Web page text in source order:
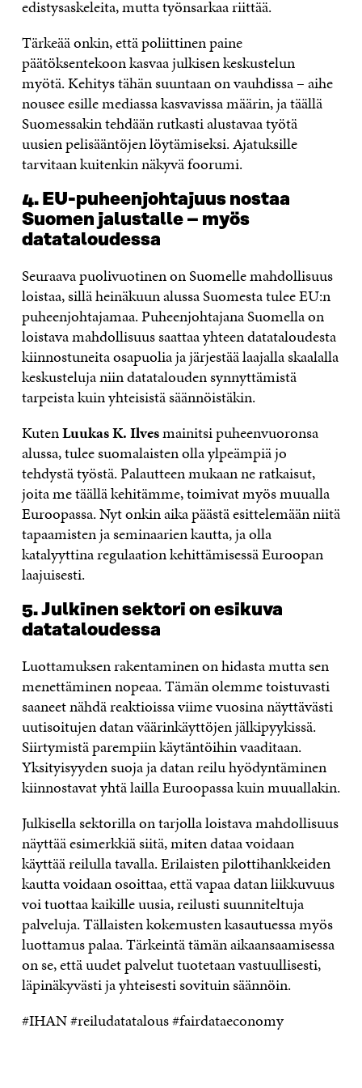
edistysaskeleita, mutta työnsarkaa riittää.
Tärkeää onkin, että poliittinen paine
päätöksentekoon kasvaa julkisen keskustelun
myötä. Kehitys tähän suuntaan on vauhdissa – aihe
nousee esille mediassa kasvavissa määrin, ja täällä
Suomessakin tehdään rutkasti alustavaa työtä
uusien pelisääntöjen löytämiseksi. Ajatuksille
tarvitaan kuitenkin näkyvä foorumi.
4. EU-puheenjohtajuus nostaa
Suomen jalustalle – myös
datataloudessa
Seuraava puolivuotinen on Suomelle mahdollisuus
loistaa, sillä heinäkuun alussa Suomesta tulee EU:n
puheenjohtajamaa. Puheenjohtajana Suomella on
loistava mahdollisuus saattaa yhteen datataloudesta
kiinnostuneita osapuolia ja järjestää laajalla skaalalla
keskusteluja niin datatalouden synnyttämistä
tarpeista kuin yhteisistä säännöistäkin.
KutenLuukas K. Ilvesmainitsi puheenvuoronsa
alussa, tulee suomalaisten olla ylpeämpiä jo
tehdystä työstä. Palautteen mukaan ne ratkaisut,
joita me täällä kehitämme, toimivat myös muualla
Euroopassa. Nyt onkin aika päästä esittelemään niitä
tapaamisten ja seminaarien kautta, ja olla
katalyyttina regulaation kehittämisessä Euroopan
laajuisesti.
5. Julkinen sektori on esikuva
datataloudessa
Luottamuksen rakentaminen on hidasta mutta sen
menettäminen nopeaa. Tämän olemme toistuvasti
saaneet nähdä reaktioissa viime vuosina näyttävästi
uutisoitujen datan väärinkäyttöjen jälkipyykissä.
Siirtymistä parempiin käytäntöihin vaaditaan.
Yksityisyyden suoja ja datan reilu hyödyntäminen
kiinnostavat yhtä lailla Euroopassa kuin muuallakin.
Julkisella sektorilla on tarjolla loistava mahdollisuus
näyttää esimerkkiä siitä, miten dataa voidaan
käyttää reilulla tavalla. Erilaisten pilottihankkeiden
kautta voidaan osoittaa, että vapaa datan liikkuvuus
voi tuottaa kaikille uusia, reilusti suunniteltuja
palveluja. Tällaisten kokemusten kasautuessa myös
luottamus palaa. Tärkeintä tämän aikaansaamisessa
on se, että uudet palvelut tuotetaan vastuullisesti,
läpinäkyvästi ja yhteisesti sovituin säännöin.
#IHAN #reiludatatalous #fairdataeconomy